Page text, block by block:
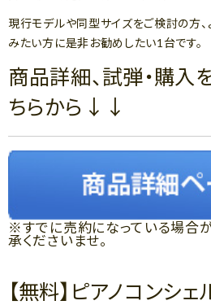
現行モデルや同型サイズをご検討の方
みたい方に是非お勧めしたい1台です。
商品詳細、試弾・購入
ちらから↓↓
※すでに売約になっている場合
承くださいませ。
【無料】ピアノコンシ